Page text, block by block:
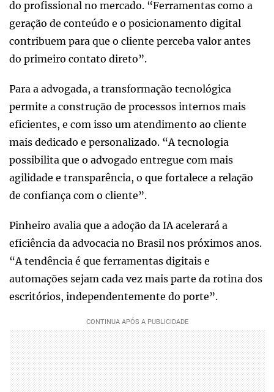
do profissional no mercado. “Ferramentas como a
geração de conteúdo e o posicionamento digital
contribuem para que o cliente perceba valor antes
do primeiro contato direto”.
Para a advogada, a transformação tecnológica
permite a construção de processos internos mais
eficientes, e com isso um atendimento ao cliente
mais dedicado e personalizado. “A tecnologia
possibilita que o advogado entregue com mais
agilidade e transparência, o que fortalece a relação
de confiança com o cliente”.
Pinheiro avalia que a adoção da IA acelerará a
eficiência da advocacia no Brasil nos próximos anos.
“A tendência é que ferramentas digitais e
automações sejam cada vez mais parte da rotina dos
escritórios, independentemente do porte”.